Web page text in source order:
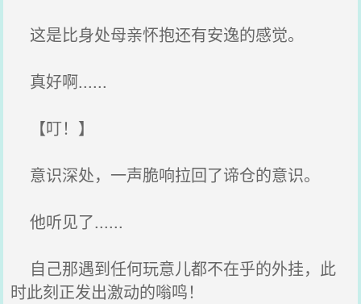
这是比身处母亲怀抱还有安逸的感觉。
真好啊......
【叮！】
意识深处，一声脆响拉回了谛仓的意识。
他听见了......
自己那遇到任何玩意儿都不在乎的外挂，此
时此刻正发出激动的嗡鸣！